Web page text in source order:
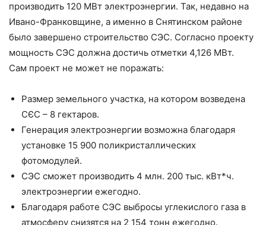
производить 120 МВт электроэнергии. Так, недавно на
Ивано-Франковщине, а именно в Снятинском районе
было завершено строительство СЭС. Согласно проекту
мощность СЭС должна достичь отметки 4,126 МВт.
Сам проект не может не поражать:
Размер земельного участка, на котором возведена
СЄС – 8 гектаров.
Генерация электроэнергии возможна благодаря
установке 15 900 поликристаллических
фотомодулей.
СЭС сможет производить 4 млн. 200 тыс. кВт*ч.
электроэнергии ежегодно.
Благодаря работе СЭС выбросы углекислого газа в
атмосферу снизятся на 2 154 тонн ежегодно.